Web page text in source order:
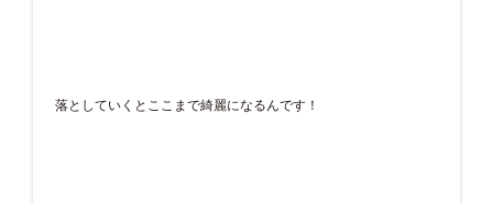
落としていくとここまで綺麗になるんです！